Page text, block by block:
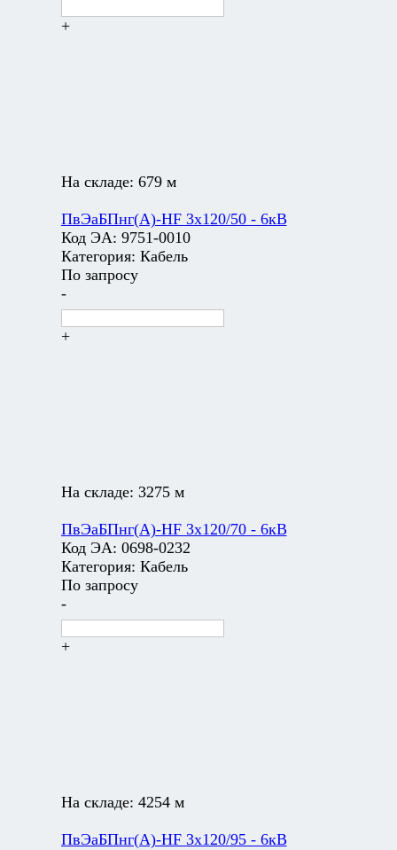
+
На складе: 679 м
ПвЭаБПнг(А)-HF 3х120/50 - 6кВ
Код ЭА: 9751-0010
Категория: Кабель
По запросу
-
+
На складе: 3275 м
ПвЭаБПнг(А)-HF 3х120/70 - 6кВ
Код ЭА: 0698-0232
Категория: Кабель
По запросу
-
+
На складе: 4254 м
ПвЭаБПнг(А)-HF 3х120/95 - 6кВ